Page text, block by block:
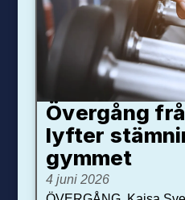
Övergång
lyfter
gymmet
4 juni 2026